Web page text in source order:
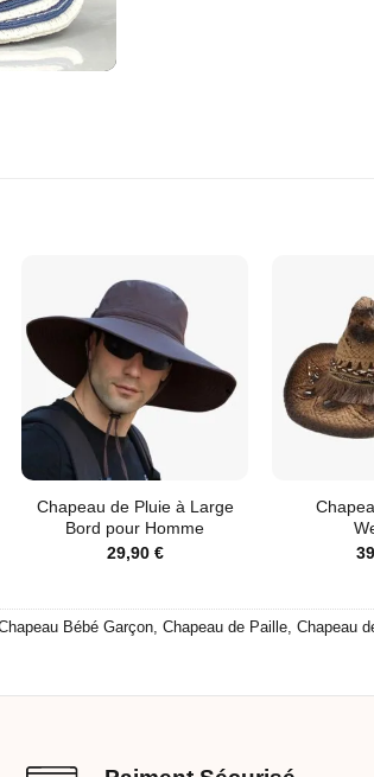
Chapeau de Pluie à Large
Bord pour Homme
29,90 €
Bébé Garçon Chapeau de Paille Chapeau